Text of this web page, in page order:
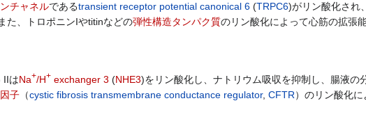
チャネルであるtransient receptor potential canonical 6 (TRPC6)がリン酸化され
た、トロポニンIやtitinなどの弾性構造タンパク質のリン酸化によって心筋の拡張
IIはNa+/H+ exchanger 3 (NHE3)をリン酸化し、ナトリウム吸収を抑制し、腸液の
子 （cystic fibrosis transmembrane conductance regulator, CFTR）のリン酸化に